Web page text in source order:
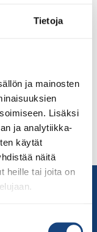
Tietoja
ja mainosten
Lisäksi
ja analytiikka-
käytät
näitä
heille tai joita on
ja pronssia
miesten
Vladis Anjosin
Ipponin
voitti näin kaikki
IJF:n